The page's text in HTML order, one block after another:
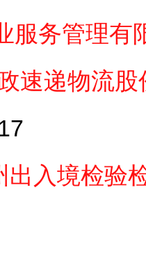
服务管理有
速递物流
出入境检验